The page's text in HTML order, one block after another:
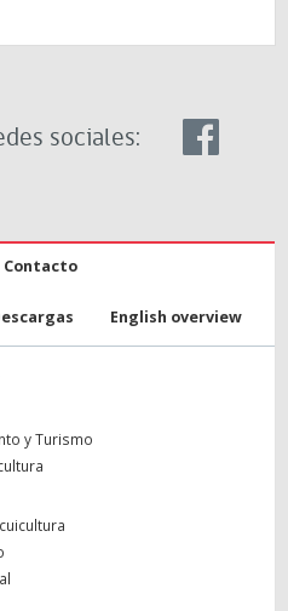
sociales:
Contacto
English overview
y Turismo